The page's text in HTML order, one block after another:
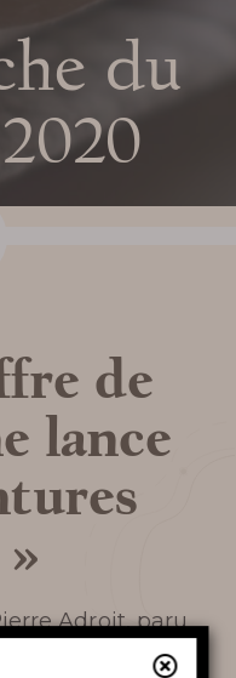
DE
EN
du
de
lance
Adroit, paru
du Midi.